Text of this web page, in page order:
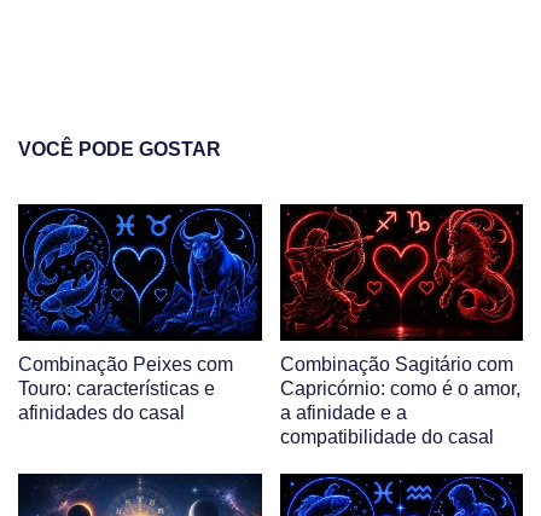
VOCÊ PODE GOSTAR
Combinação Peixes com
Touro: características e
afinidades do casal
Combinação Sagitário com
Capricórnio: como é o amor,
a afinidade e a
compatibilidade do casal